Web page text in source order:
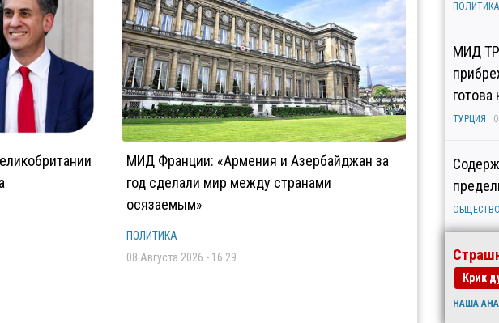
МИД Франции: «Армения и Азербайджан за
год сделали мир между странами
осязаемым»
ПОЛИТИКА
08 Августа 2026 - 16:29
ПОЛИТИКА
МИД
готова
ТУРЦИЯ
ОБЩЕСТВО
Крик
НАША